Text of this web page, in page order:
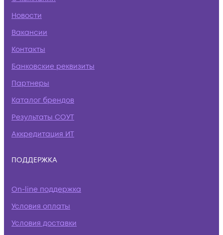
Новости
Вакансии
Контакты
Банковские реквизиты
Партнеры
Каталог брендов
Результаты СОУТ
Аккредитация ИТ
ПОДДЕРЖКА
On-line поддержка
Условия оплаты
Условия доставки